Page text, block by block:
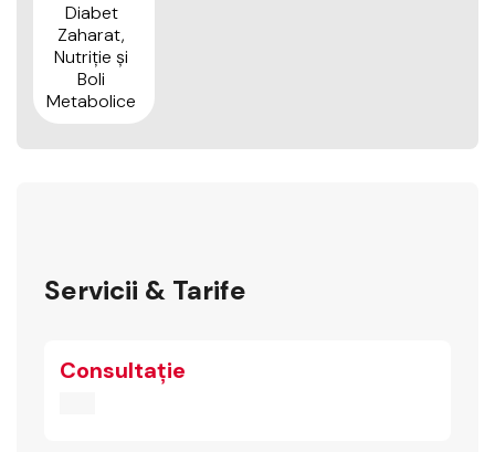
Diabet
Zaharat,
Nutriţie şi
Boli
Metabolice
Servicii & Tarife
Consultație